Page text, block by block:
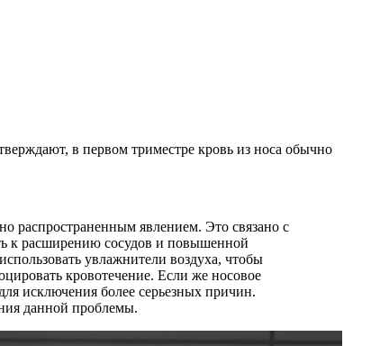
в первом триместре кровь из носа обычно
распространенным явлением. Это связано с
к расширению сосудов и повышенной
увлажнители воздуха, чтобы
кровотечение. Если же носовое
исключения более серьезных причин.
данной проблемы.